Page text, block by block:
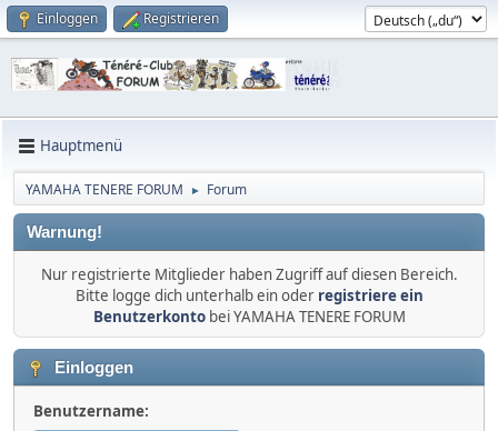
Einloggen Registrieren
Hauptmenü
YAMAHA TENERE FORUM ► Forum
Warnung!
Nur registrierte Mitglieder haben Zugriff auf diesen Bereich.
Bitte logge dich unterhalb ein oder registriere ein
Benutzerkontobei YAMAHA TENERE FORUM
Einloggen
Benutzername: